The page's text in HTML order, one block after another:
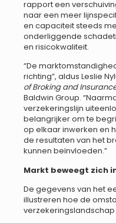
rapport een
naar een meer
en capaciteit steeds
onderliggende
en risicokwaliteit.
“De
richting”, aldus Leslie
of Broking and
Baldwin Group.
verzekeringslijn
belangrijker om te
op elkaar inwerken en
de resultaten van het
kunnen beïnvloeden.”
Markt beweegt zich
De gegevens van het
illustreren hoe de